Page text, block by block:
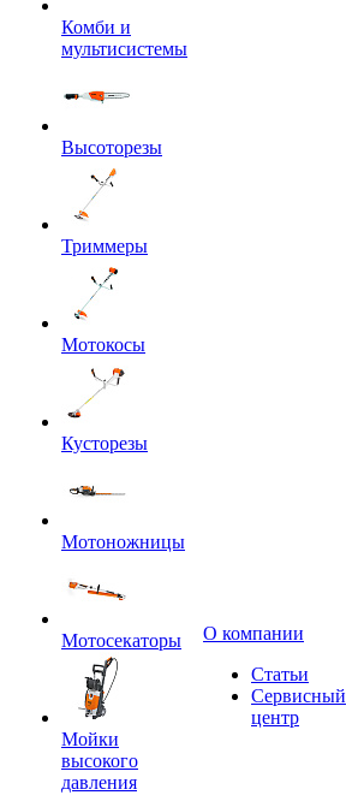
Комби и
мультисистемы
Высоторезы
Триммеры
Мотокосы
Кусторезы
Мотоножницы
Мотосекаторы
Мойки
высокого
давления
O компании
Статьи
Сервисный
центр